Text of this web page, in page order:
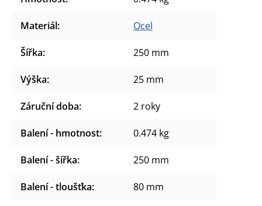
Materiál: Ocel
Šířka: 250 mm
Výška: 25 mm
Záruční doba: 2 roky
Balení - hmotnost: 0.474 kg
Balení - šířka: 250 mm
Balení - tloušťka: 80 mm